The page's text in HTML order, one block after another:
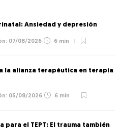
Ansiedad y depresión
07/08/2026 6 min
la alianza terapéutica en terapia
05/08/2026 6 min
para el TEPT: El trauma también